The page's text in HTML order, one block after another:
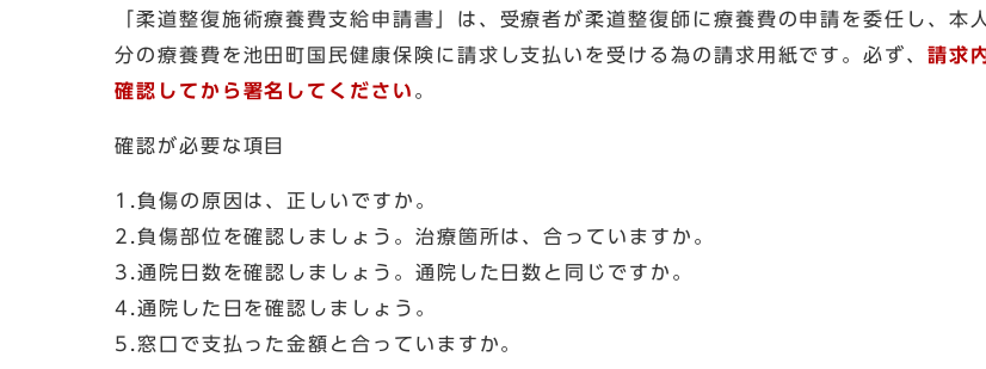
「柔道整復施術療養費支給申請書」は、受療者が柔道整復師に療養費の申請を委任し、本
分の療養費を池田町国民健康保険に請求し支払いを受ける為の請求用紙です。必ず、 請求
確認してから署名してください 。
確認が必要な項目
1.負傷の原因は、正しいですか。
2.負傷部位を確認しましょう。治療箇所は、合っていますか。
3.通院日数を確認しましょう。通院した日数と同じですか。
4.通院した日を確認しましょう。
5.窓口で支払った金額と合っていますか。